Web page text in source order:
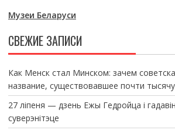
Музеи Беларуси
СВЕЖИЕ ЗАПИСИ
Как Менск стал Минском: зачем
название, существовавшее почти
27 ліпеня — дзень Ежы Гедройца і
суверэнітэце